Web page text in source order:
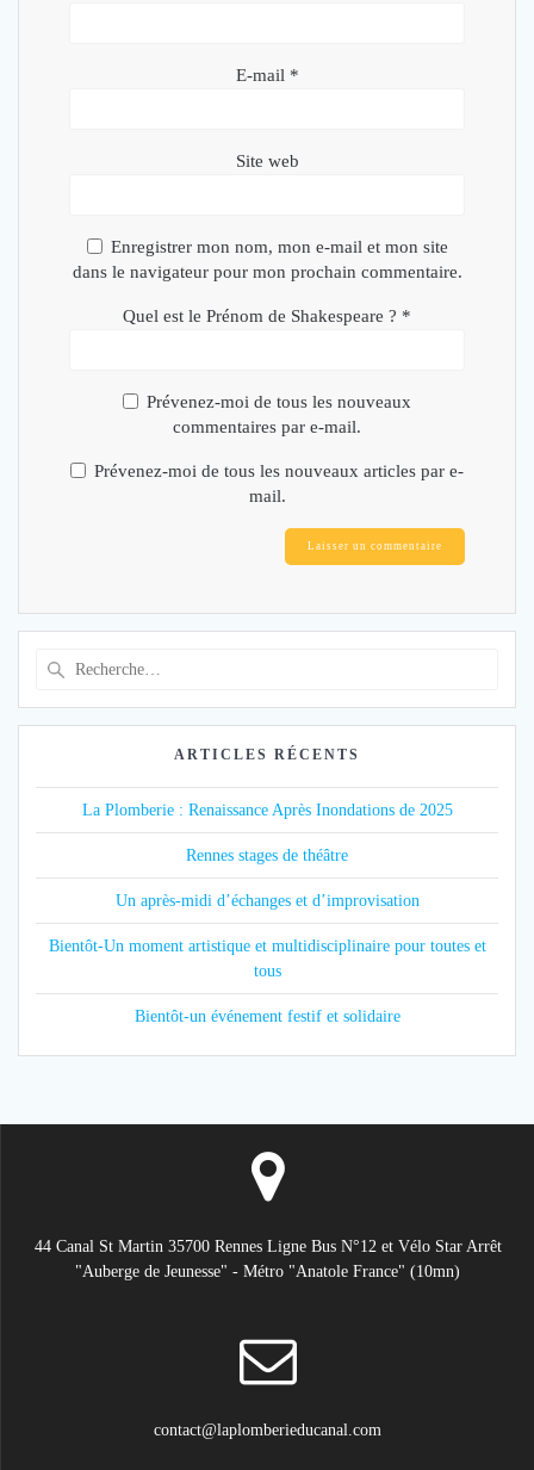
E-mail *
Site web
Enregistrer mon nom, mon e-mail et mon site
dans le navigateur pour mon prochain commentaire.
Quel est le Prénom de Shakespeare ? *
Prévenez-moi de tous les nouveaux
commentaires par e-mail.
Prévenez-moi de tous les nouveaux articles par e-
mail.
:
ARTICLES RÉCENTS
La Plomberie : Renaissance Après Inondations de 2025
Rennes stages de théâtre
Un après-midi d’échanges et d’improvisation
Bientôt-Un moment artistique et multidisciplinaire pour toutes et
tous
Bientôt-un événement festif et solidaire
44 Canal St Martin 35700 Rennes Ligne Bus N°12 et Vélo Star Arrêt
"Auberge de Jeunesse" - Métro "Anatole France" (10mn)
contact@laplomberieducanal.com